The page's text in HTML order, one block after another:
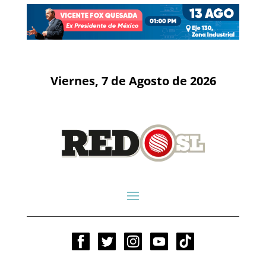
Viernes, 7 de Agosto de 2026